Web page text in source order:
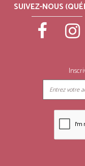
SUIVEZ-NOUS